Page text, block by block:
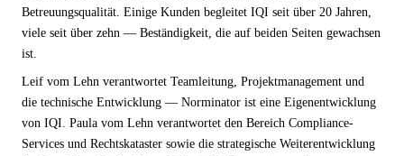
Betreuungsqualität. Einige Kunden begleitet IQI seit über 20 Jahren,
viele seit über zehn — Beständigkeit, die auf beiden Seiten gewachsen
ist.
Leif vom Lehn verantwortet Teamleitung, Projektmanagement und
die technische Entwicklung — Norminator ist eine Eigenentwicklung
von IQI. Paula vom Lehn verantwortet den Bereich Compliance-
Services und Rechtskataster sowie die strategische Weiterentwicklung